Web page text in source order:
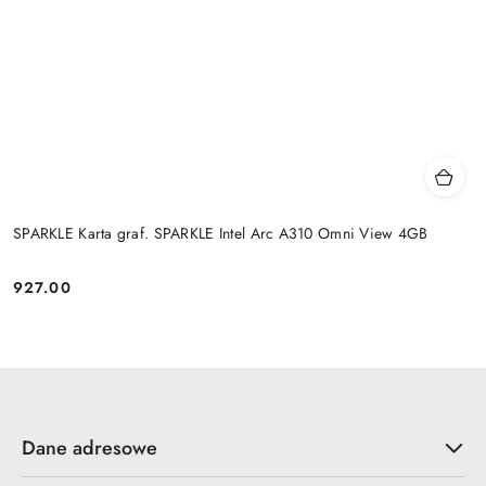
SPARKLE Karta graf. SPARKLE Intel Arc A310 Omni View 4GB
Cena:
927.00
Dane adresowe